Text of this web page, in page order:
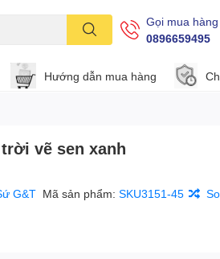
Gọi mua hàng
0896659495
Hướng dẫn mua hàng
vẽ sen xanh
G&T Mã sản phẩm:SKU3151-45